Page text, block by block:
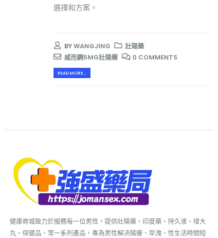
選擇和方案。
BYWANGJING
壯陽藥
威而鋼5MG壯陽藥
0 COMMENTS
READ MORE...
健康商城致力於服務每一位男性，提供壯陽藥、印度藥、持久液、增大
丸、保健品、等一系列產品，專為男性解決陽痿、早洩、性生活時間短